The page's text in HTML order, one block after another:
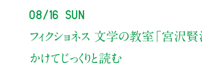
08/16 Sun
フィクショネス 文学の教室 「宮沢
かけてじっくりと読む